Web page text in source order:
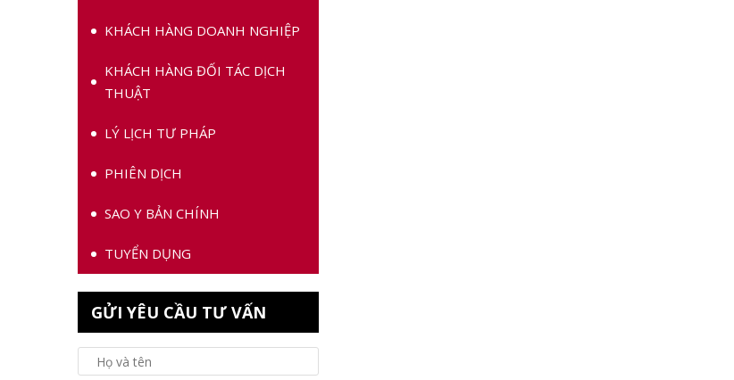
KHÁCH HÀNG DOANH NGHIỆP
KHÁCH HÀNG ĐỐI TÁC DỊCH
THUẬT
LÝ LỊCH TƯ PHÁP
PHIÊN DỊCH
SAO Y BẢN CHÍNH
TUYỂN DỤNG
GỬI YÊU CẦU TƯ VẤN